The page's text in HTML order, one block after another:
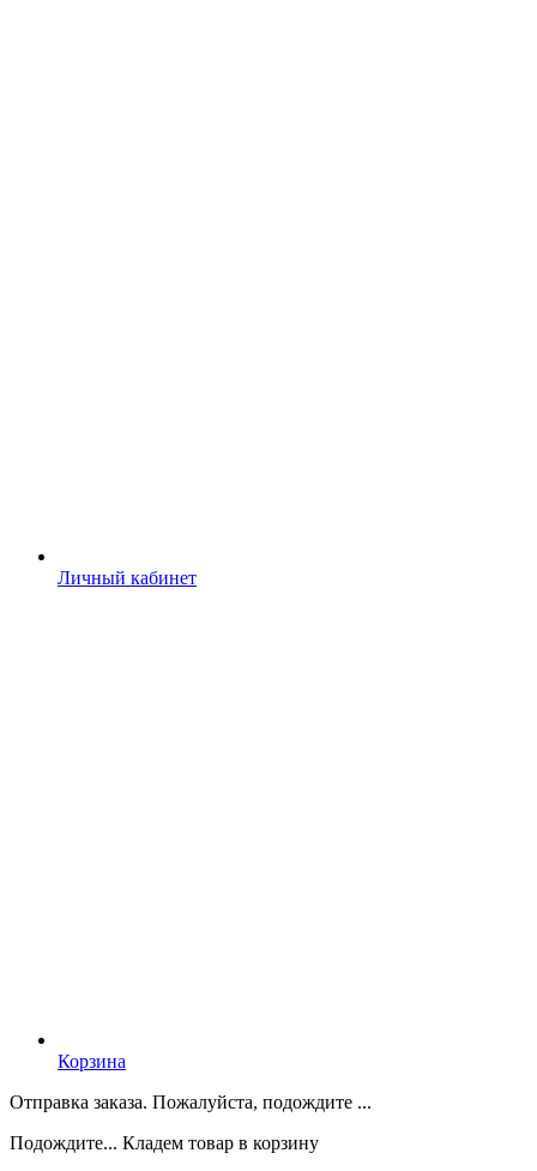
Личный кабинет
Корзина
Отправка заказа. Пожалуйста, подождите ...
Подождите... Кладем товар в корзину